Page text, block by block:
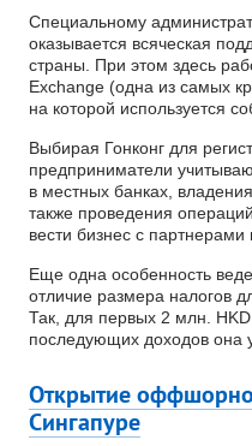
Специальному
оказывается всяческая
страны. При этом здесь
Exchange (одна из самых
на которой используется
Выбирая Гонконг для
предприниматели
в местных банках,
также проведения
вести бизнес с партнерами
Еще одна особенность
отличие размера налогов
Так, для первых 2 млн. HKD
последующих доходов она
Открытие
Сингапуре